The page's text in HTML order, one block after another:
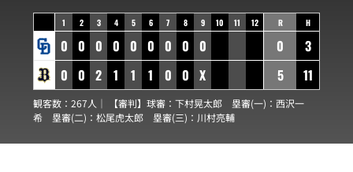
1 2 3 4 5 6 7 8 9 10 11 12
0 0 0 0 0 0 0 0 0
0 0 2 1 1 1 0 0 X
R H
0
3
5
11
観客数：267人｜ 【審判】球審： 下村晃太郎 塁審(一)： 西沢一
希 塁審(二)： 松尾虎太郎 塁審(三)： 川村亮輔